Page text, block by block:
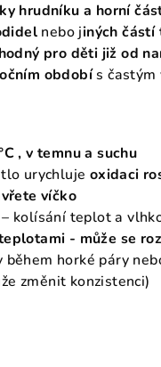
hrudníku a horní
nebo jiných částí
pro děti již od
obdobís častým
, v temnu a suchu
urychluje oxidaci
víčko
– kolísání teplot a
- může se
horké páry
změnit konzistenci)